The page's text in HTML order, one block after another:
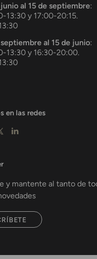
al 15 de septiembre:
13:30 y 17:00-20:15.
al 15 de junio:
13:30 y 16:30-20:00.
en las redes
y mantente al tanto de